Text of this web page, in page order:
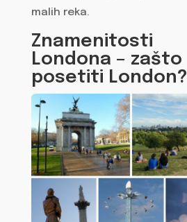
malih reka.
Znamenitosti
Londona – zašto
posetiti London?